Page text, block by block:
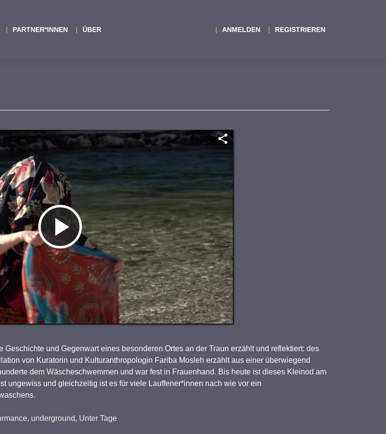
PARTNER*INNEN ÜBER ANMELDEN REGISTRIEREN
Video
abspielen
Geschichte und Gegenwart eines besonderen Ortes an der Traun erzählt und reflektiert: des
von Kuratorin und Kulturanthropologin Fariba Mosleh erzählt aus einer überwiegend
dem Wäscheschwemmen und war fest in Frauenhand. Bis heute ist dieses Kleinod am
ungewiss und gleichzeitig ist es für viele Lauffener*innen nach wie vor ein
, underground, Unter Tage